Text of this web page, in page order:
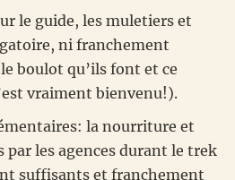
le guide, les muletiers et
ni franchement
boulot qu’ils font et ce
vraiment bienvenu!).
la nourriture et
par les agences durant le trek
suffisants et franchement